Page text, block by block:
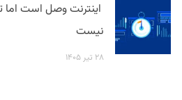
اینترنت وصل است اما
نیست
۲۸ تیر ۱۴۰۵